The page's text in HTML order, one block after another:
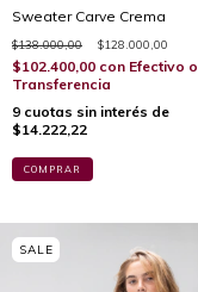
Sweater Carve Crema
$138.000,00 $128.000,00
$102.400,00 con Efectivo o
Transferencia
9 cuotas sin interés de
$14.222,22
COMPRAR